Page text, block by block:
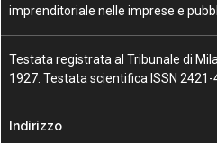
imprenditoriale nelle imprese e
Testata registrata al Tribunale di
1927. Testata scientifica ISSN 2421-
Indirizzo